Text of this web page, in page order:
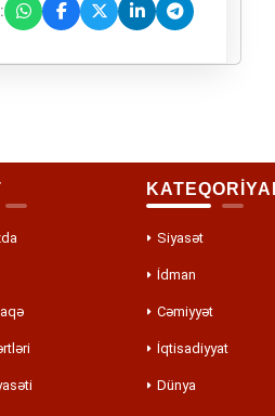
Siyasət
İdman
Cəmiyyət
İqtisadiyyat
Dünya